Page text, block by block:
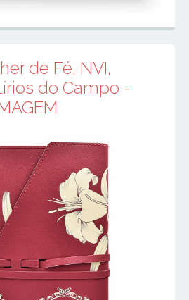
de Fé, NVI,
do Campo -